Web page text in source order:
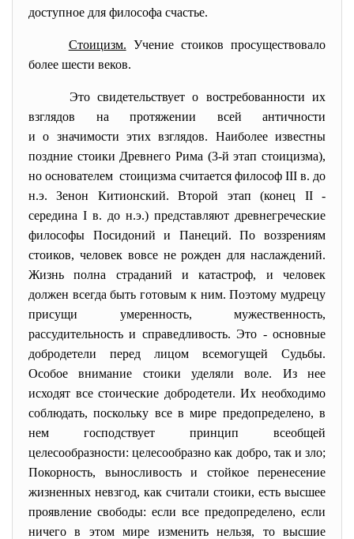
доступное для философа счастье.
Стоицизм. Учение стоиков просуществовало
более шести веков.
Это свидетельствует о востребованности их
взглядов на протяжении всей античности
и о значимости этих взглядов. Наиболее известны
поздние стоики Древнего Рима (3-й этап стоицизма),
но основателем стоицизма считается философ III в. до
н.э. Зенон Китионский. Второй этап (конец II -
середина I в. до н.э.) представляют древнегреческие
философы Посидоний и Панеций. По воззрениям
стоиков, человек вовсе не рожден для наслаждений.
Жизнь полна страданий и катастроф, и человек
должен всегда быть готовым к ним. Поэтому мудрецу
присущи умеренность, мужественность,
рассудительность и справедливость. Это - основные
добродетели перед лицом всемогущей Судьбы.
Особое внимание стоики уделяли воле. Из нее
исходят все стоические добродетели. Их необходимо
соблюдать, поскольку все в мире предопределено, в
нем господствует принцип всеобщей
целесообразности: целесообразно как добро, так и зло;
Покорность, выносливость и стойкое перенесение
жизненных невзгод, как считали стоики, еcть высшее
проявление свободы: если все предопределено, если
ничего в этом мире изменить нельзя, то высшие